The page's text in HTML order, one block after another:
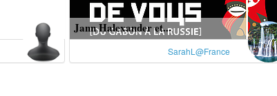
Jann Halexander et...
SarahL@France